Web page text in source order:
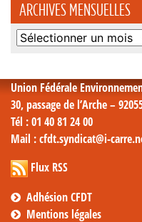
ARCHIVES MENSUELLES
Archives
Union Fédérale
30, passage de l’Arche –
Tél : 01 40 81 24 00
Mail : cfdt.syndicat@i-
Flux RSS
Adhésion CFDT
Mentions légales